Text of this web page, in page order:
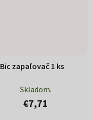
Bic zapaľovač 1 ks
Skladom.
€7,71